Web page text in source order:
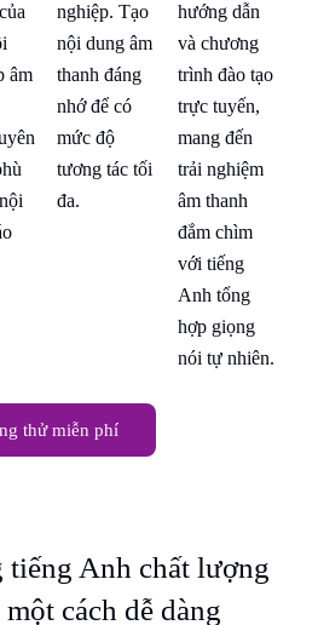
âm
nghiệp. Tạo
nội dung âm
thanh đáng
nhớ để có
mức độ
tương tác tối
đa.
hướng dẫn
và chương
trình đào tạo
trực tuyến,
mang đến
trải nghiệm
âm thanh
đắm chìm
với tiếng
Anh tổng
hợp giọng
nói tự nhiên.
thử miễn phí
tiếng Anh chất lượng
cách dễ dàng